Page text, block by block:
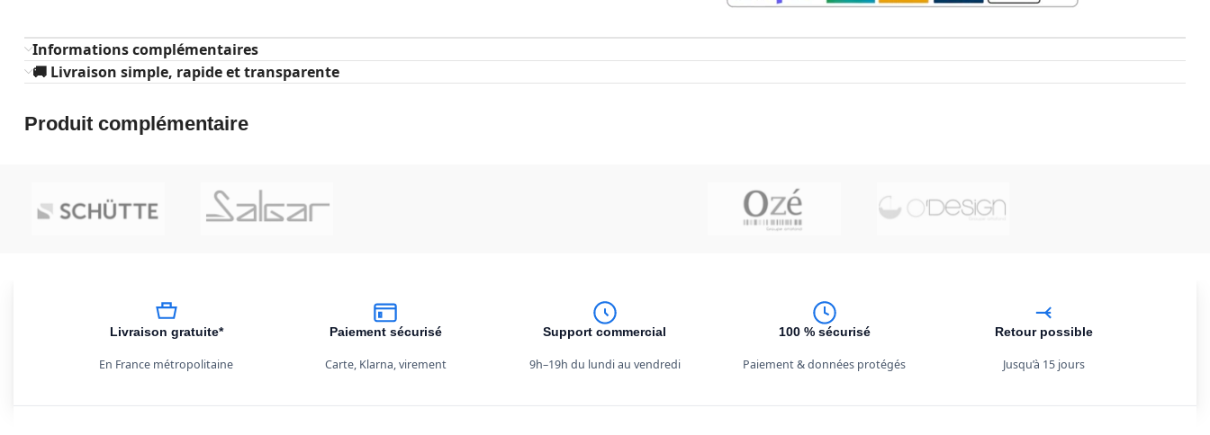
Informations complémentaires
🚚 Livraison simple, rapide et transparente
Produit complémentaire
Livraison gratuite*
En France métropolitaine
Paiement sécurisé
Carte, Klarna, virement
Support commercial
9h–19h du lundi au vendredi
100 % sécurisé
Paiement & données protégés
Retour possible
Jusqu’à 15 jours